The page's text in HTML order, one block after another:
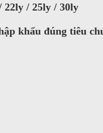
22ly / 25ly / 30ly
khẩu đúng tiêu